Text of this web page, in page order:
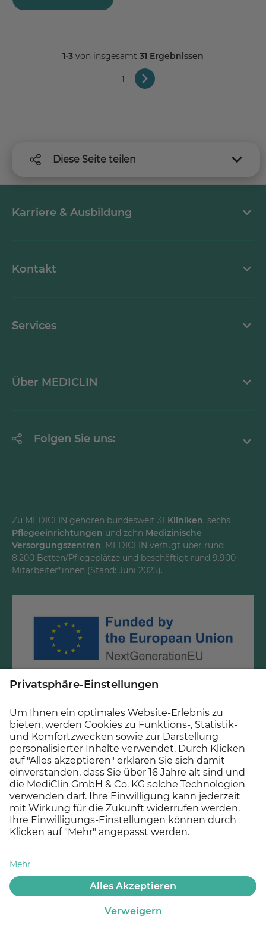
1
1-3 von insgesamt 31 Ergebnissen
Diese Seite teilen
Karriere & Ausbildung
Kontakt
Services
Über MEDICLIN
Folgen Sie uns:
Youtube
LinkedInd
Zu MEDICLIN gehören bundesweit 31 Kliniken, sechs
Pflegeeinrichtungen und zehn Medizinische
Versorgungszentren. MEDICLIN verfügt über rund
8.200 Betten/Pflegeplätze und beschäftigt rund 9.900
Mitarbeiter*innen (Stand: Juni 2025).
auf Grundlage des vom Sächsischen Landtag
beschlossenen Haushaltes.
© 2026 MEDICLIN AG, Offenburg - Ein Unternehmen der
Asklepios Gruppe
Datenschutz